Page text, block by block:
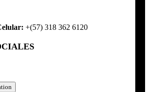
+(57) 318 362 6120